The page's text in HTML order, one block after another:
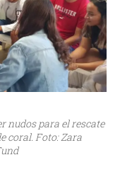
nudos para el rescate
coral. Foto: Zara